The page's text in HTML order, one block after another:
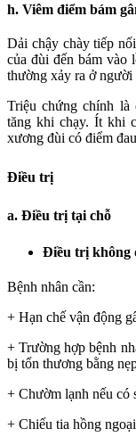
h. Viêm điểm bám
Dải chậy chày tiếp
của đùi đến bám vào
thường xảy ra ở người
Triệu chứng chính là
tăng khi chạy. Ít khi
xương đùi có điểm
Điều trị
a. Điều trị tại chỗ
Điều trị không
Bệnh nhân cần:
+ Hạn chế vận động
+ Trường hợp bệnh
bị tổn thương bằng
+ Chườm lạnh nếu có
+ Chiếu tia hồng